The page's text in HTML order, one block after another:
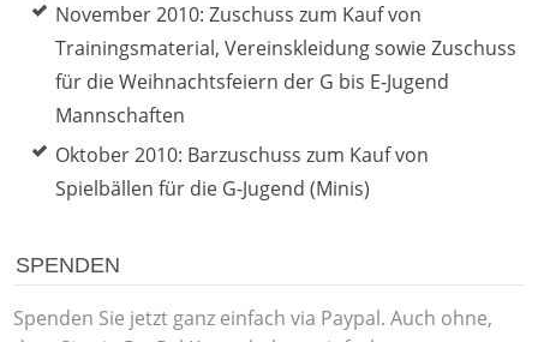
November 2010: Zuschuss zum Kauf von
Trainingsmaterial, Vereinskleidung sowie Zuschuss
für die Weihnachtsfeiern der G bis E-Jugend
Mannschaften
Oktober 2010: Barzuschuss zum Kauf von
Spielbällen für die G-Jugend (Minis)
SPENDEN
Spenden Sie jetzt ganz einfach via Paypal. Auch ohne,